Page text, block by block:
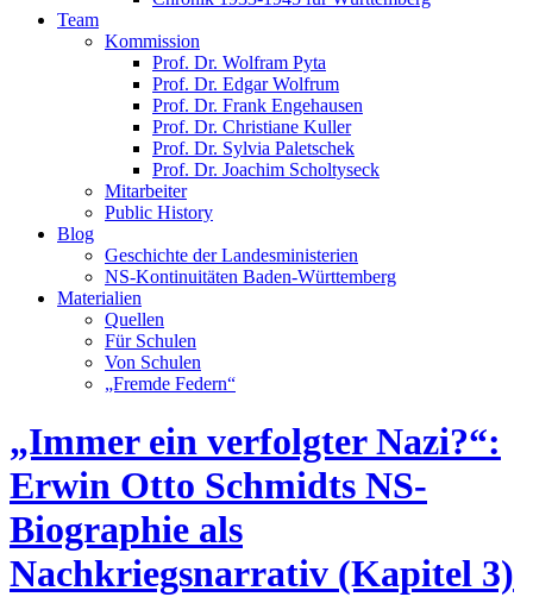
Team
Kommission
Prof. Dr. Wolfram Pyta
Prof. Dr. Edgar Wolfrum
Prof. Dr. Frank Engehausen
Prof. Dr. Christiane Kuller
Prof. Dr. Sylvia Paletschek
Prof. Dr. Joachim Scholtyseck
Mitarbeiter
Public History
Blog
Geschichte der Landesministerien
NS-Kontinuitäten Baden-Württemberg
Materialien
Quellen
Für Schulen
Von Schulen
„Fremde Federn“
„Immer ein verfolgter Nazi?“:
Erwin Otto Schmidts NS-
Biographie als
Nachkriegsnarrativ (Kapitel 3)